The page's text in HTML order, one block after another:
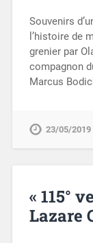
Souvenirs
l’histoire de
grenier par
compagnon
Marcus
23/05/2019
« 115°
Lazare